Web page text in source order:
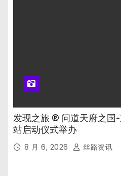
发现之旅 ® 问道天府之国
站启动仪式举办
8 月 6, 2026 丝路资讯